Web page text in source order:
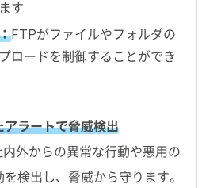
す
FTPがファイルやフォルダの
ロードを制御することができ
ラートで脅威検出
外からの異常な行動や悪用の
検出し、脅威から守ります。